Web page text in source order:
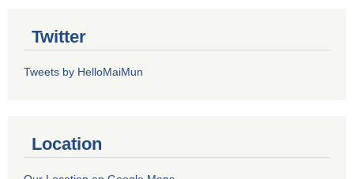
Twitter
Tweets by HelloMaiMun
Location